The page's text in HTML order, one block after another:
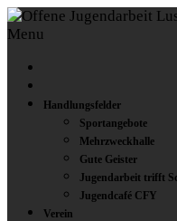
Menu
Handlungsfelder
Sportangebote
Mehrzweckhalle
Gute Geister
Jugendarbeit trifft
Jugendcafé CFY
Verein